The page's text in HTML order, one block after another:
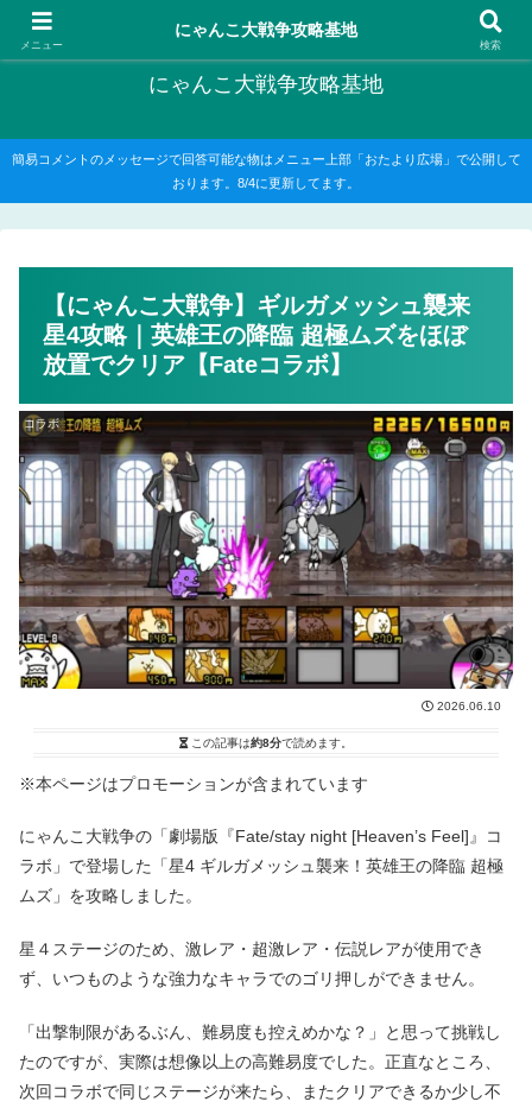
にゃんこ大戦争の攻略がメインですが、他のゲームの記事もたまに書いてます
にゃんこ大戦争攻略基地
簡易コメントのメッセージで回答可能な物はメニュー上部「おたより広場」で公開して
おります。8/4に更新してます。
【にゃんこ大戦争】ギルガメッシュ襲来
星4攻略｜英雄王の降臨 超極ムズをほぼ
放置でクリア【Fateコラボ】
コラボ
2026.06.10
この記事は約8分で読めます。
※本ページはプロモーションが含まれています
にゃんこ大戦争の「劇場版『Fate/stay night [Heaven’s Feel]』コ
ラボ」で登場した「星4 ギルガメッシュ襲来！英雄王の降臨 超極
ムズ」を攻略しました。
星４ステージのため、激レア・超激レア・伝説レアが使用でき
ず、いつものような強力なキャラでのゴリ押しができません。
「出撃制限があるぶん、難易度も控えめかな？」と思って挑戦し
たのですが、実際は想像以上の高難易度でした。正直なところ、
次回コラボで同じステージが来たら、またクリアできるか少し不
メニュー
にゃんこ大戦争攻略基地
検索